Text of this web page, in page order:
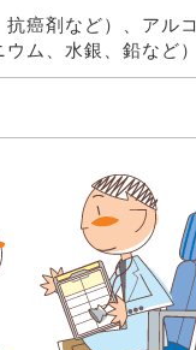
癌剤など）、アルコ
ム、水銀、鉛など）